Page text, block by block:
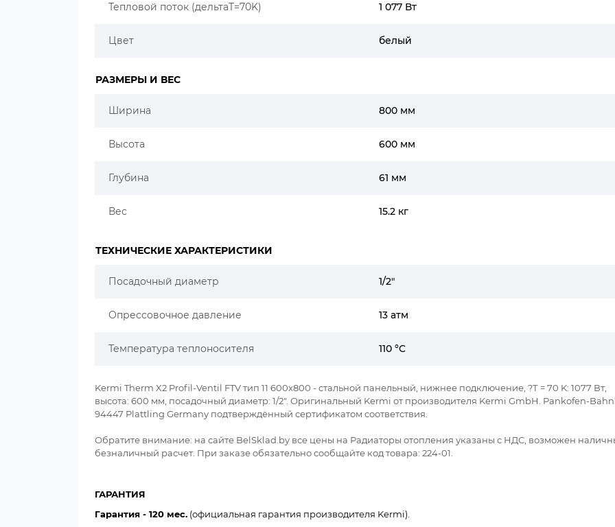
Тепловой поток (дельтаT=70K) 1 077 Вт
Цвет белый
РАЗМЕРЫ И ВЕС
Ширина 800 мм
Высота 600 мм
Глубина 61 мм
Вес 15.2 кг
ТЕХНИЧЕСКИЕ ХАРАКТЕРИСТИКИ
Посадочный диаметр 1/2"
Опрессовочное давление 13 атм
Температура теплоносителя 110 °C
Kermi Therm X2 Profil-Ventil FTV тип 11 600x800 - стальной панельный, нижнее подключение, ?Т = 70 K: 1077 Вт,
высота: 600 мм, посадочный диаметр: 1/2". Оригинальный Kermi от производителя Kermi GmbH. Pankofen-
94447 Plattling Germany подтверждённый сертификатом соответствия.
Обратите внимание: на сайте BelSklad.by все цены на Радиаторы отопления указаны с НДС, возможен
безналичный расчет. При заказе обязательно сообщайте код товара: 224-01.
ГАРАНТИЯ
Гарантия - 120 мес. (официальная гарантия производителя Kermi).